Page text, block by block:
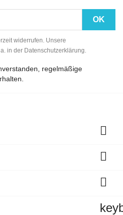
widerrufen. Unsere
in der Datenschutzerklärung.
regelmäßige


